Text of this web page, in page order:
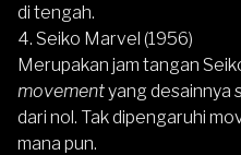
di tengah.
4. Seiko Marvel (1956)
Merupakan jam tangan
movementyang desainnya
dari nol. Tak dipengaruhi
mana pun.